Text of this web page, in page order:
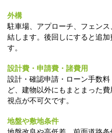
外構
駐車場、アプローチ、フェン
結します。後回しにすると追
す。
設計費・申請費・諸費用
設計・確認申請・ローン手数
ど、建物以外にもまとまった
視点が不可欠です。
地盤や敷地条件